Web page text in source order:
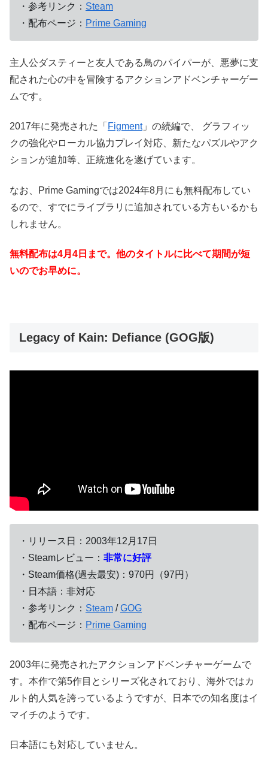
・参考リンク： Steam
・配布ページ： Prime Gaming
主人公ダスティーと友人である鳥のパイパーが、悪夢に支
配された心の中を冒険するアクションアドベンチャーゲー
ムです。
2017年に発売された「 Figment」の続編で、 グラフィッ
クの強化やローカル協力プレイ対応、新たなパズルやアク
ションが追加等、正統進化を遂げています。
なお、Prime Gamingでは2024年8月にも無料配布してい
るので、すでにライブラリに追加されている方もいるかも
しれません。
無料配布は4月4日まで。他のタイトルに比べて期間が短
いのでお早めに。
Legacy of Kain: Defiance (GOG版)
・リリース日：2003年12月17日
・Steamレビュー： 非常に好評
・Steam価格(過去最安)：970円（97円）
・日本語：非対応
・参考リンク： Steam /GOG
・配布ページ： Prime Gaming
2003年に発売されたアクションアドベンチャーゲームで
す。本作で第5作目とシリーズ化されており、海外ではカ
ルト的人気を誇っているようですが、日本での知名度はイ
マイチのようです。
日本語にも対応していません。